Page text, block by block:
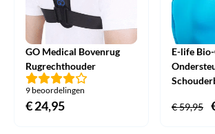
GO Medical Bovenrug
Rugrechthouder
9 beoordelingen
€24,95
E-life
€59,95